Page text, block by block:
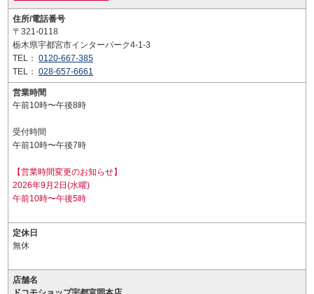
住所/電話番号
〒321-0118
栃木県宇都宮市インターパーク4-1-3
TEL： 0120-667-385
TEL： 028-657-6661
営業時間
午前10時〜午後8時
受付時間
午前10時〜午後7時
【営業時間変更のお知らせ】
2026年9月2日(水曜)
午前10時〜午後5時
定休日
無休
店舗名